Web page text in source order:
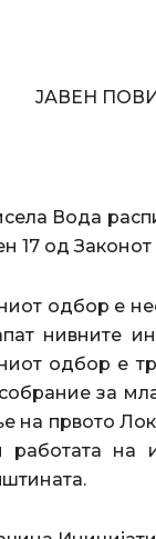
ЈАВЕН
Вода
17 од
одбор е
нивните
одбор е
за
на првото
работата на